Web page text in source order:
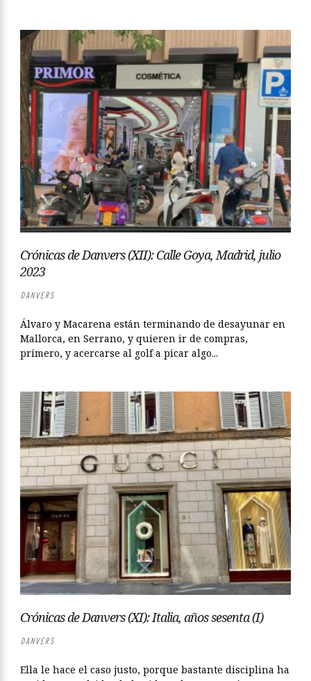
Crónicas de Danvers (XII): Calle Goya, Madrid, julio
2023
DANVERS
Álvaro y Macarena están terminando de desayunar en
Mallorca, en Serrano, y quieren ir de compras,
primero, y acercarse al golf a picar algo...
Crónicas de Danvers (XI): Italia, años sesenta (I)
DANVERS
Ella le hace el caso justo, porque bastante disciplina ha